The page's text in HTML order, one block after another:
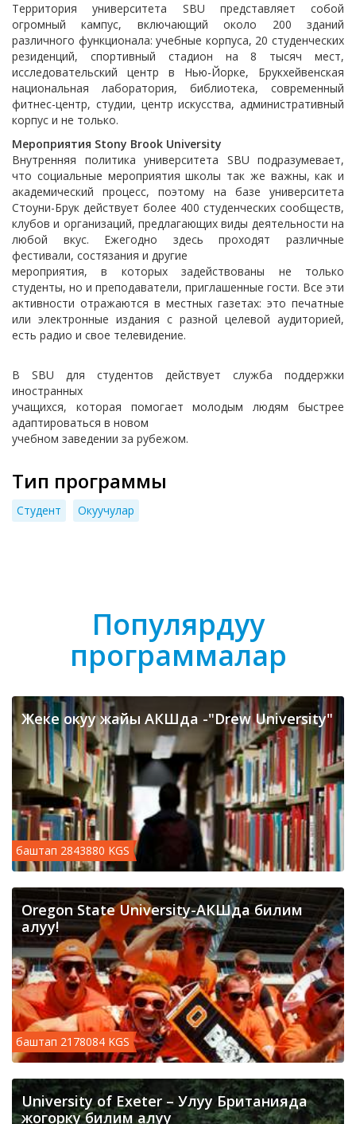
Территория университета SBU представляет собой
огромный кампус, включающий около 200 зданий
различного функционала: учебные корпуса, 20 студенческих
резиденций, спортивный стадион на 8 тысяч мест,
исследовательский центр в Нью-Йорке, Брукхейвенская
национальная лаборатория, библиотека, современный
фитнес-центр, студии, центр искусства, административный
корпус и не только.
Мероприятия Stony Brook University
Внутренняя политика университета SBU подразумевает,
что социальные мероприятия школы так же важны, как и
академический процесс, поэтому на базе университета
Стоуни-Брук действует более 400 студенческих сообществ,
клубов и организаций, предлагающих виды деятельности на
любой вкус. Ежегодно здесь проходят различные
фестивали, состязания и другие
мероприятия, в которых задействованы не только
студенты, но и преподаватели, приглашенные гости. Все эти
активности отражаются в местных газетах: это печатные
или электронные издания с разной целевой аудиторией,
есть радио и свое телевидение.
В SBU для студентов действует служба поддержки
иностранных
учащихся, которая помогает молодым людям быстрее
адаптироваться в новом
учебном заведении за рубежом.
Тип программы
Cтудент Окуучулар
Популярдуу
программалар
Жеке окуу жайы АКШда -"Drew University"
баштап 2843880 KGS
Oregon State University-АКШда билим
алуу!
баштап 2178084 KGS
University of Exeter – Улуу Британияда
жогорку билим алуу